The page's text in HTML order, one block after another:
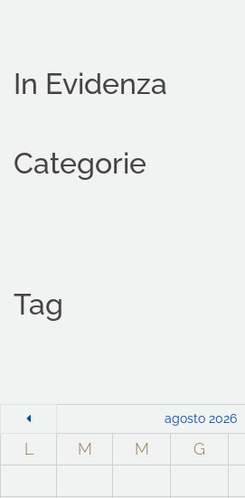
In Evidenza
Categorie
Tag
agosto 2026
L M M G